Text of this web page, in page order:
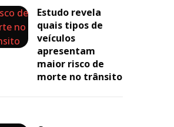
Estudo revela
quais tipos de
veículos
apresentam
maior risco de
morte no trânsito